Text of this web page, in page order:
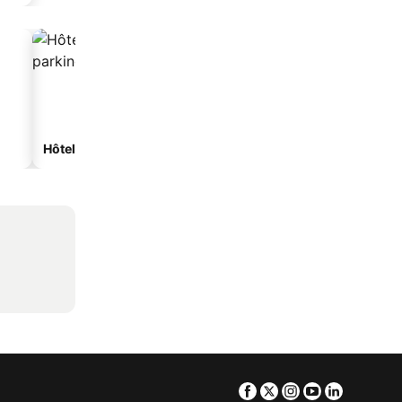
Hôtels avec parking
Facebook
TwitterInstagram
Youtube